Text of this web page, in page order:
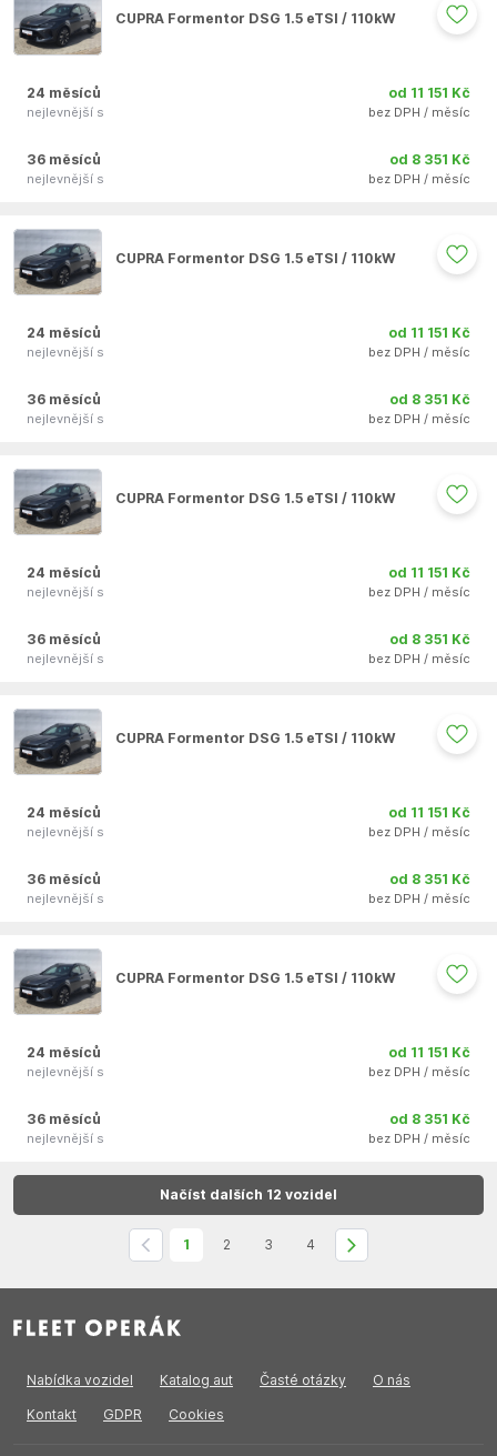
CUPRA Formentor DSG 1.5 eTSI / 110kW
24 měsíců
nejlevnější s
od 11 151 Kč
bez DPH / měsíc
36 měsíců
nejlevnější s
od 8 351 Kč
bez DPH / měsíc
CUPRA Formentor DSG 1.5 eTSI / 110kW
24 měsíců
nejlevnější s
od 11 151 Kč
bez DPH / měsíc
36 měsíců
nejlevnější s
od 8 351 Kč
bez DPH / měsíc
CUPRA Formentor DSG 1.5 eTSI / 110kW
24 měsíců
nejlevnější s
od 11 151 Kč
bez DPH / měsíc
36 měsíců
nejlevnější s
od 8 351 Kč
bez DPH / měsíc
CUPRA Formentor DSG 1.5 eTSI / 110kW
24 měsíců
nejlevnější s
od 11 151 Kč
bez DPH / měsíc
36 měsíců
nejlevnější s
od 8 351 Kč
bez DPH / měsíc
Auto se nepodařilo přidat do oblíbených
CUPRA Formentor DSG 1.5 eTSI / 110kW
24 měsíců
nejlevnější s
od 11 151 Kč
bez DPH / měsíc
36 měsíců
nejlevnější s
od 8 351 Kč
bez DPH / měsíc
Načíst dalších 12 vozidel
1 2 3 4
Nabídka vozidel Katalog aut Časté otázky O nás
Kontakt GDPR Cookies